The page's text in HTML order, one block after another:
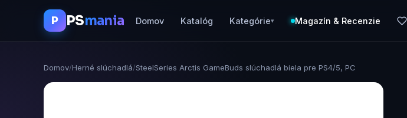
P PSmania Domov Katalóg Kategórie▾ Magazín & Recenzie
Domov/Herné slúchadlá/SteelSeries Arctis GameBuds slúchadlá biela pre PS4/5, PC